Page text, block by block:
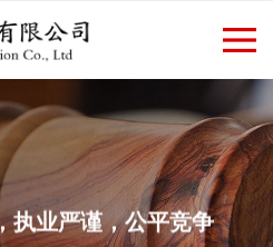
司 返回首页
执业严谨，公平竞争